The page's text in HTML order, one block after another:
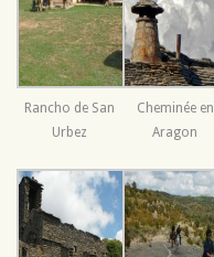
Rancho de San
Urbez
Cheminée en
Aragon